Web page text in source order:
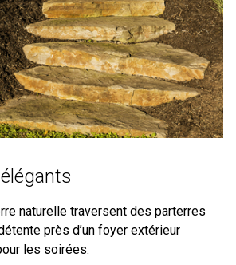
naturelle traversent des parterres
près d’un foyer extérieur
les soirées.